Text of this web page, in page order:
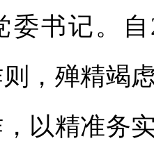
委书记。
，殚精竭
以精准务